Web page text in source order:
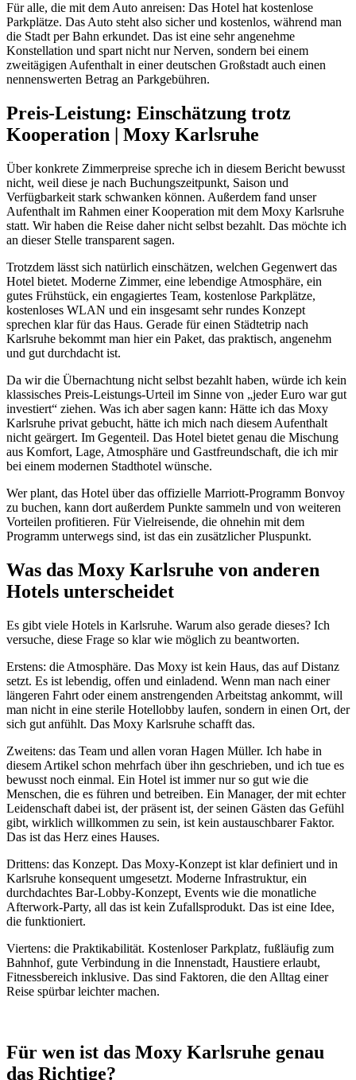
Für alle, die mit dem Auto anreisen: Das Hotel hat kostenlose
Parkplätze. Das Auto steht also sicher und kostenlos, während man
die Stadt per Bahn erkundet. Das ist eine sehr angenehme
Konstellation und spart nicht nur Nerven, sondern bei einem
zweitägigen Aufenthalt in einer deutschen Großstadt auch einen
nennenswerten Betrag an Parkgebühren.
Preis-Leistung: Einschätzung trotz
Kooperation | Moxy Karlsruhe
Über konkrete Zimmerpreise spreche ich in diesem Bericht bewusst
nicht, weil diese je nach Buchungszeitpunkt, Saison und
Verfügbarkeit stark schwanken können. Außerdem fand unser
Aufenthalt im Rahmen einer Kooperation mit dem Moxy Karlsruhe
statt. Wir haben die Reise daher nicht selbst bezahlt. Das möchte ich
an dieser Stelle transparent sagen.
Trotzdem lässt sich natürlich einschätzen, welchen Gegenwert das
Hotel bietet. Moderne Zimmer, eine lebendige Atmosphäre, ein
gutes Frühstück, ein engagiertes Team, kostenlose Parkplätze,
kostenloses WLAN und ein insgesamt sehr rundes Konzept
sprechen klar für das Haus. Gerade für einen Städtetrip nach
Karlsruhe bekommt man hier ein Paket, das praktisch, angenehm
und gut durchdacht ist.
Da wir die Übernachtung nicht selbst bezahlt haben, würde ich kein
klassisches Preis-Leistungs-Urteil im Sinne von „jeder Euro war gut
investiert“ ziehen. Was ich aber sagen kann: Hätte ich das Moxy
Karlsruhe privat gebucht, hätte ich mich nach diesem Aufenthalt
nicht geärgert. Im Gegenteil. Das Hotel bietet genau die Mischung
aus Komfort, Lage, Atmosphäre und Gastfreundschaft, die ich mir
bei einem modernen Stadthotel wünsche.
Wer plant, das Hotel über das offizielle Marriott-Programm Bonvoy
zu buchen, kann dort außerdem Punkte sammeln und von weiteren
Vorteilen profitieren. Für Vielreisende, die ohnehin mit dem
Programm unterwegs sind, ist das ein zusätzlicher Pluspunkt.
Was das Moxy Karlsruhe von anderen
Hotels unterscheidet
Es gibt viele Hotels in Karlsruhe. Warum also gerade dieses? Ich
versuche, diese Frage so klar wie möglich zu beantworten.
Erstens: die Atmosphäre. Das Moxy ist kein Haus, das auf Distanz
setzt. Es ist lebendig, offen und einladend. Wenn man nach einer
längeren Fahrt oder einem anstrengenden Arbeitstag ankommt, will
man nicht in eine sterile Hotellobby laufen, sondern in einen Ort, der
sich gut anfühlt. Das Moxy Karlsruhe schafft das.
Zweitens: das Team und allen voran Hagen Müller. Ich habe in
diesem Artikel schon mehrfach über ihn geschrieben, und ich tue es
bewusst noch einmal. Ein Hotel ist immer nur so gut wie die
Menschen, die es führen und betreiben. Ein Manager, der mit echter
Leidenschaft dabei ist, der präsent ist, der seinen Gästen das Gefühl
gibt, wirklich willkommen zu sein, ist kein austauschbarer Faktor.
Das ist das Herz eines Hauses.
Drittens: das Konzept. Das Moxy-Konzept ist klar definiert und in
Karlsruhe konsequent umgesetzt. Moderne Infrastruktur, ein
durchdachtes Bar-Lobby-Konzept, Events wie die monatliche
Afterwork-Party, all das ist kein Zufallsprodukt. Das ist eine Idee,
die funktioniert.
Viertens: die Praktikabilität. Kostenloser Parkplatz, fußläufig zum
Bahnhof, gute Verbindung in die Innenstadt, Haustiere erlaubt,
Fitnessbereich inklusive. Das sind Faktoren, die den Alltag einer
Reise spürbar leichter machen.
Für wen ist das Moxy Karlsruhe genau
das Richtige?